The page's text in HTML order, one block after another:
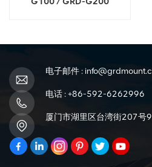
电子邮件 :
电话 :+86-592-6262996
厦门市湖里区台湾街207号